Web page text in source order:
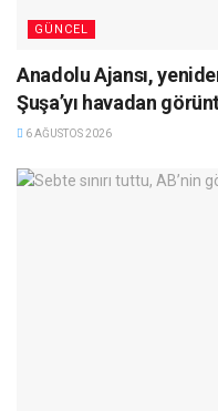
GÜNCEL
Anadolu Ajansı,
Şuşa’yı havadan
6 AĞUSTOS 2026